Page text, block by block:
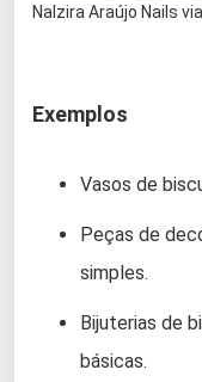
Nalzira Araújo Nails
Exemplos
Vasos de
Peças de
simples.
Bijuterias de
básicas.